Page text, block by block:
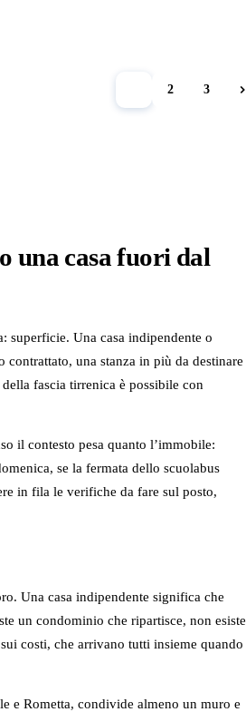
2 3
una casa fuori dal
superficie. Una casa indipendente o
una stanza in più da destinare
fascia tirrenica è possibile con
il contesto pesa quanto l’immobile:
se la fermata dello scuolabus
in fila le verifiche da fare sul posto,
Una casa indipendente significa che
un condominio che ripartisce, non esiste
costi, che arrivano tutti insieme quando
e Rometta, condivide almeno un muro e